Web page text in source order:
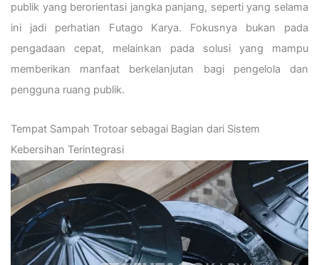
publik yang berorientasi jangka panjang, seperti yang selama
ini jadi perhatian Futago Karya. Fokusnya bukan pada
pengadaan cepat, melainkan pada solusi yang mampu
memberikan manfaat berkelanjutan bagi pengelola dan
pengguna ruang publik.
Tempat Sampah Trotoar sebagai Bagian dari Sistem
Kebersihan Terintegrasi